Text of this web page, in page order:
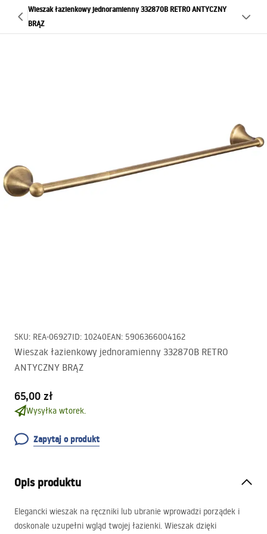
Wieszak łazienkowy jednoramienny 332870B RETRO ANTYCZNY
BRĄZ
SKU: REA-06927ID: 10240EAN: 5906366004162
Wieszak łazienkowy jednoramienny 332870B RETRO
ANTYCZNY BRĄZ
65,00 zł
Wysyłka wtorek.
Zapytaj o produkt
Opis produktu
Elegancki wieszak na ręczniki lub ubranie wprowadzi porządek i
doskonale uzupełni wgląd twojej łazienki. Wieszak dzięki